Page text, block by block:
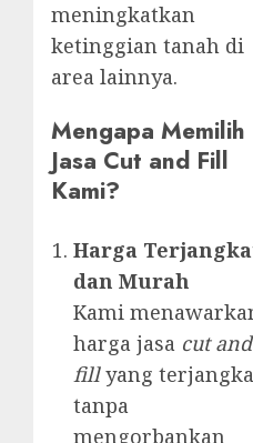
meningkatkan
ketinggian tanah di
area lainnya.
Mengapa Memilih
Jasa Cut and Fill
Kami?
Harga
dan Murah
Kami
harga jasa cut and
fillyang
tanpa
mengorbankan